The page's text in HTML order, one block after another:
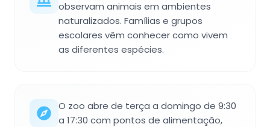
observam animais em ambientes
naturalizados. Famílias e grupos
escolares vêm conhecer como vivem
as diferentes espécies.
O zoo abre de terça a domingo de 9:30
a 17:30 com pontos de alimentação,